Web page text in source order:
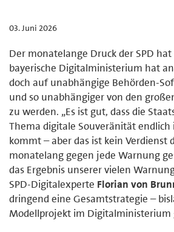
03. Juni 2026
Der monatelange Druck der SPD
bayerische Digitalministerium hat
doch auf unabhängige Behörden-
und so unabhängiger von den
zu werden. „Es ist gut, dass die
Thema digitale Souveränität endlich
kommt – aber das ist kein Verdienst
monatelang gegen jede Warnung
das Ergebnis unserer vielen
SPD-Digitalexperte Florian von
dringend eine Gesamtstrategie –
Modellprojekt im Digitalministerium